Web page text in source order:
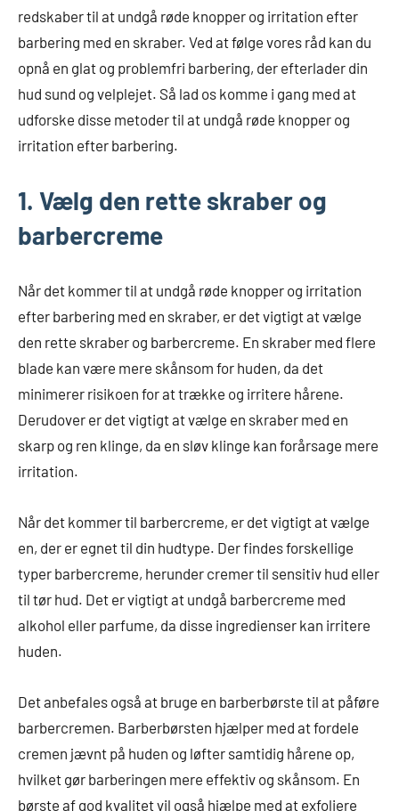
redskaber til at undgå røde knopper og irritation efter
barbering med en skraber. Ved at følge vores råd kan du
opnå en glat og problemfri barbering, der efterlader din
hud sund og velplejet. Så lad os komme i gang med at
udforske disse metoder til at undgå røde knopper og
irritation efter barbering.
1. Vælg den rette skraber og
barbercreme
Når det kommer til at undgå røde knopper og irritation
efter barbering med en skraber, er det vigtigt at vælge
den rette skraber og barbercreme. En skraber med flere
blade kan være mere skånsom for huden, da det
minimerer risikoen for at trække og irritere hårene.
Derudover er det vigtigt at vælge en skraber med en
skarp og ren klinge, da en sløv klinge kan forårsage mere
irritation.
Når det kommer til barbercreme, er det vigtigt at vælge
en, der er egnet til din hudtype. Der findes forskellige
typer barbercreme, herunder cremer til sensitiv hud eller
til tør hud. Det er vigtigt at undgå barbercreme med
alkohol eller parfume, da disse ingredienser kan irritere
huden.
Det anbefales også at bruge en barberbørste til at påføre
barbercremen. Barberbørsten hjælper med at fordele
cremen jævnt på huden og løfter samtidig hårene op,
hvilket gør barberingen mere effektiv og skånsom. En
børste af god kvalitet vil også hjælpe med at exfoliere